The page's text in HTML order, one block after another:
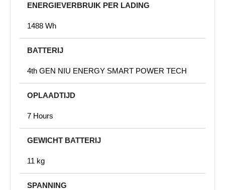
ENERGIEVERBRUIK PER LADING
1488 Wh
BATTERIJ
4th GEN NIU ENERGY SMART POWER TECH
OPLAADTIJD
7 Hours
GEWICHT BATTERIJ
11 kg
SPANNING